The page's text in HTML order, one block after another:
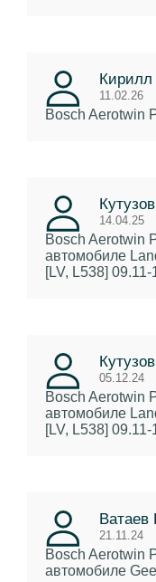
11.02.26
Bosch Aerotwin
14.04.25
Bosch Aerotwin
автомобиле
[LV, L538] 09.11-
05.12.24
Bosch Aerotwin
автомобиле
[LV, L538] 09.11-
Ватаев
21.11.24
Bosch Aerotwin
автомобиле